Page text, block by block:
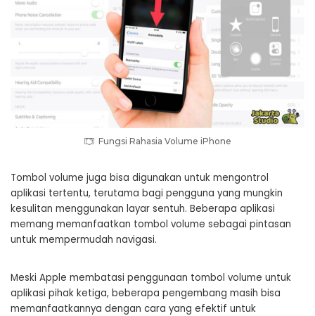
Fungsi Rahasia Volume iPhone
Tombol volume juga bisa digunakan untuk mengontrol
aplikasi tertentu, terutama bagi pengguna yang mungkin
kesulitan menggunakan layar sentuh. Beberapa aplikasi
memang memanfaatkan tombol volume sebagai pintasan
untuk mempermudah navigasi.
Meski Apple membatasi penggunaan tombol volume untuk
aplikasi pihak ketiga, beberapa pengembang masih bisa
memanfaatkannya dengan cara yang efektif untuk